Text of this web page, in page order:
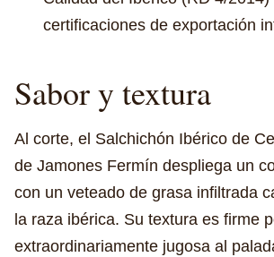
certificaciones de exportación
Sabor y textura
Al corte, el Salchichón Ibérico de
de Jamones Fermín despliega un
con un veteado de grasa infiltrada
la raza ibérica. Su textura es firme
extraordinariamente jugosa al